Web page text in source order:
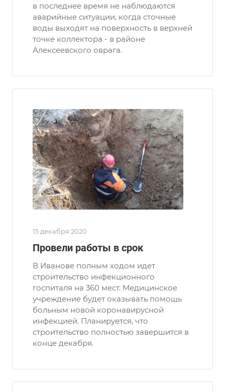
в последнее время не наблюдаются
аварийные ситуации, когда сточные
воды выходят на поверхность в верхней
точке коллектора - в районе
Алексеевского оврага.
15 декабря 2020
Провели работы в срок
В Иванове полным ходом идет
строительство инфекционного
госпиталя на 360 мест. Медицинское
учреждение будет оказывать помощь
больным новой коронавирусной
инфекцией. Планируется, что
строительство полностью завершится в
конце декабря.